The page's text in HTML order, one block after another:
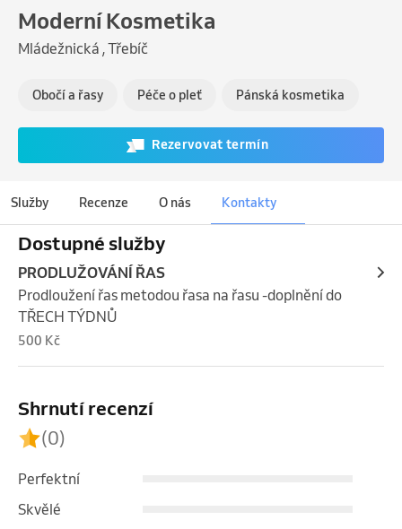
Moderní Kosmetika
Mládežnická , Třebíč
Obočí a řasy Péče o pleť Pánská kosmetika
Rezervovat termín
Služby Recenze O nás Kontakty
Dostupné služby
PRODLUŽOVÁNÍ ŘAS
Prodloužení řas metodou řasa na řasu -doplnění do
TŘECH TÝDNŮ
500 Kč
Shrnutí recenzí
(0)
Perfektní
Skvělé